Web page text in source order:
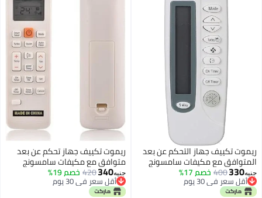
جهاز تحكم عن بعد
سامسونج
خصم 19%